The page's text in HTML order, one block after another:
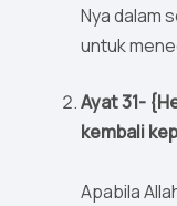
Nya dalam
Ayat 31-
kembali
Apabila